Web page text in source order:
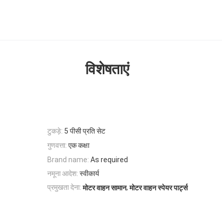
विशेषताएं
टुकड़े: 5 पीसी प्रति सेट
गुणवत्ता: एक कक्षा
Brand name: As required
नमूना आदेश: स्वीकार्य
प्रमुखता देना: मोटर वाहन सामान,मोटर वाहन स्पेयर पार्ट्स